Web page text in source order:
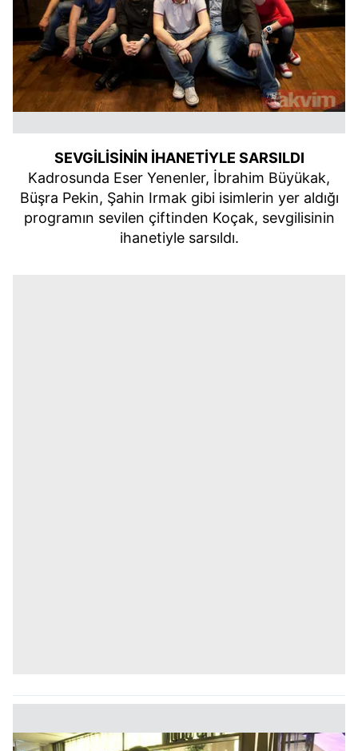
SEVGİLİSİNİN İHANETİYLE SARSILDI
Kadrosunda Eser Yenenler, İbrahim Büyükak,
Büşra Pekin, Şahin Irmak gibi isimlerin yer aldığı
programın sevilen çiftinden Koçak, sevgilisinin
ihanetiyle sarsıldı.